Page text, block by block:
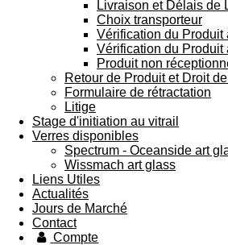
Livraison et Délais de
Choix transporteur
Vérification du Produit
Vérification du Produit
Produit non
Retour de Produit et Droit
Formulaire de rétractation
Litige
Stage d'initiation au vitrail
Verres disponibles
Spectrum - Oceanside art
Wissmach art glass
Liens Utiles
Actualités
Jours de Marché
Contact
Compte